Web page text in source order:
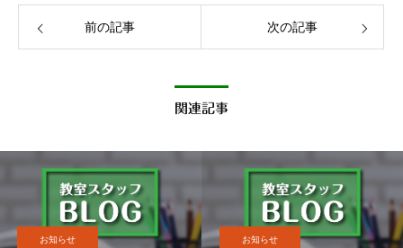
前の記事 次の記事
関連記事
お知らせ お知らせ